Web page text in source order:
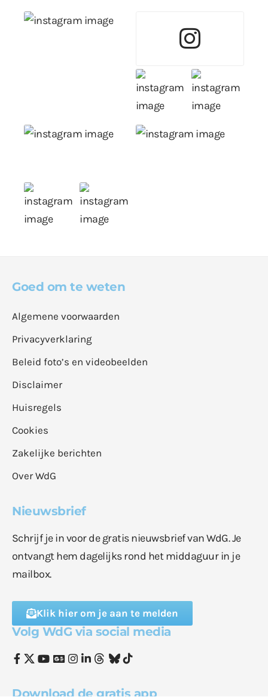
Goed om te weten
Algemene voorwaarden
Privacyverklaring
Beleid foto’s en videobeelden
Disclaimer
Huisregels
Cookies
Zakelijke berichten
Over WdG
Nieuwsbrief
Schrijf je in voor de gratis nieuwsbrief van WdG. Je
ontvangt hem dagelijks rond het middaguur in je
mailbox.
Klik hier om je aan te melden
Volg WdG via social media
Download de gratis app